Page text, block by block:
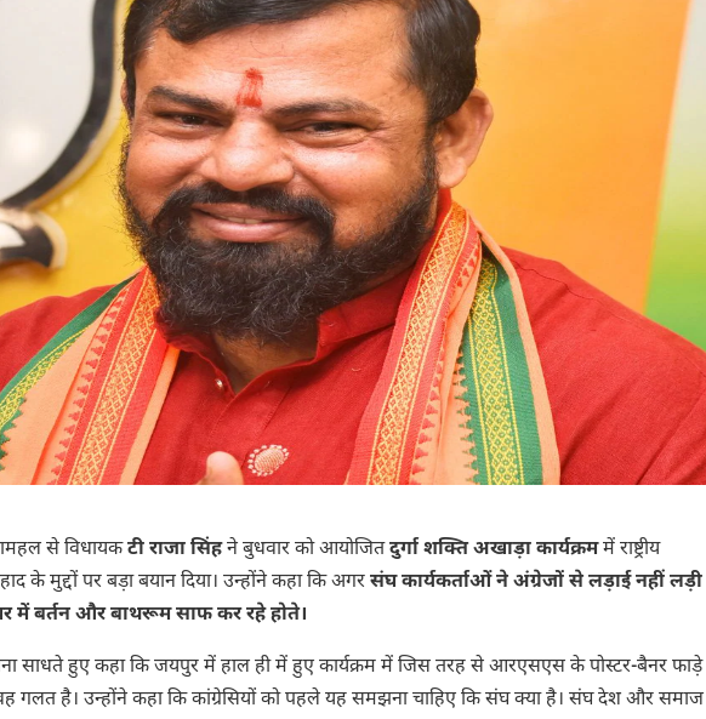
से विधायकटी राजा सिंहने बुधवार को आयोजितदुर्गा शक्ति अखाड़ा कार्यक्रममें राष्ट्रीय
मुद्दों पर बड़ा बयान दिया। उन्होंने कहा कि अगरसंघ कार्यकर्ताओं ने अंग्रेजों से लड़ाई नहीं लड़ी
में बर्तन और बाथरूम साफ कर रहे होते।
साधते हुए कहा कि जयपुर में हाल ही में हुए कार्यक्रम में जिस तरह से आरएसएस के पोस्टर-बैनर फाड़े
गलत है। उन्होंने कहा कि कांग्रेसियों को पहले यह समझना चाहिए कि संघ क्या है। संघ देश और समाज